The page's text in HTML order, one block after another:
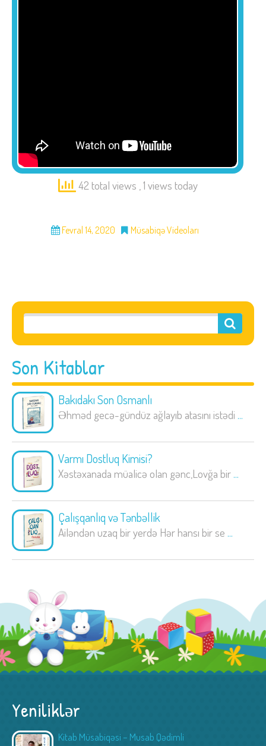
Son Kitablar
Bakıdakı Son Osmanlı
Əhməd gecə-gündüz ağlayıb atasını istədi ...
Varmı Dostluq Kimisi?
Xəstəxanada müalicə olan gənc,Lovğa bir ...
Çalışqanlıq və Tənbəllik
Ailəndən uzaq bir yerdə Hər hansı bir se ...
42 total views , 1 views today
Fevral 14, 2020 Müsabiqə Videoları
Yeniliklər
Kitab Müsabiqəsi – Musab Qədimli